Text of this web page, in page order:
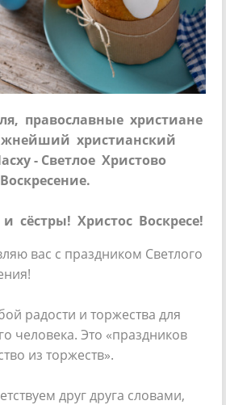
православные христиане
христианский
- Светлое Христово
Воскресение.
сёстры! Христос Воскресе!
вас с праздником Светлого
радости и торжества для
человека. Это «праздников
из торжеств».
друг друга словами,